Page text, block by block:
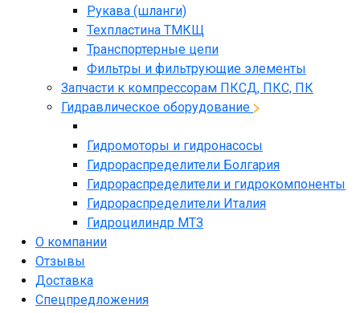
Рукава (шланги)
Техпластина ТМКЩ
Транспортерные цепи
Фильтры и фильтрующие элементы
Запчасти к компрессорам ПКСД, ПКС, ПК
Гидравлическое оборудование
Гидромоторы и гидронасосы
Гидрораспределители Болгария
Гидрораспределители и гидрокомпоненты
Гидрораспределители Италия
Гидроцилиндр МТЗ
О компании
Отзывы
Доставка
Спецпредложения